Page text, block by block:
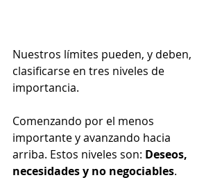
Nuestros límites pueden, y deben,
clasificarse en tres niveles de
importancia.
Comenzando por el menos
importante y avanzando hacia
arriba. Estos niveles son: Deseos,
necesidades y no negociables.